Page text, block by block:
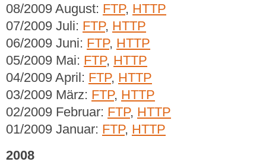
08/2009 August: FTP, HTTP
07/2009 Juli: FTP, HTTP
06/2009 Juni: FTP, HTTP
05/2009 Mai: FTP, HTTP
04/2009 April: FTP, HTTP
03/2009 März: FTP, HTTP
02/2009 Februar: FTP, HTTP
01/2009 Januar: FTP, HTTP
2008